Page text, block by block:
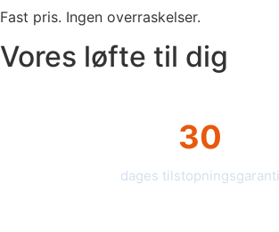
Fast pris. Ingen overraskelser.
Vores løfte til dig
30
dages tilstopningsgaranti